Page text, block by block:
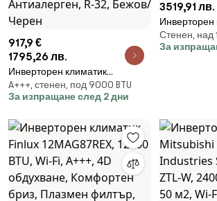
917,9 €
1795,26 лв.
Инверторен климатик
Mitsubishi Heavy Industries
SRK25ZS-WT/SRC25ZS-W, 9000
Антиалерген, R-32, Бежов/
Черен
A+++, стенен, под 9000 BTU
За изпращане след 2 дни
3519,91 лв.
Инверторен
FTXP60N +
43 м2, A++,
Стенен, над
За